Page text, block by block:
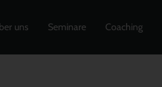
uns Seminare Coaching